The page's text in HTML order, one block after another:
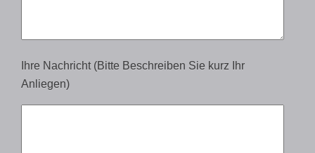
Ihre Nachricht (Bitte Beschreiben Sie kurz Ihr
Anliegen)